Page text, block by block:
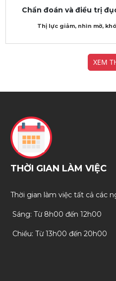
Chẩn đoán và điều trị
Thị lực giảm, nhìn mờ,
XEM
THỜI GIAN LÀM VIỆC
Thời gian làm việc tất cả các
Sáng: Từ 8h00 đến 12h00
Chiều: Từ 13h00 đến 20h00